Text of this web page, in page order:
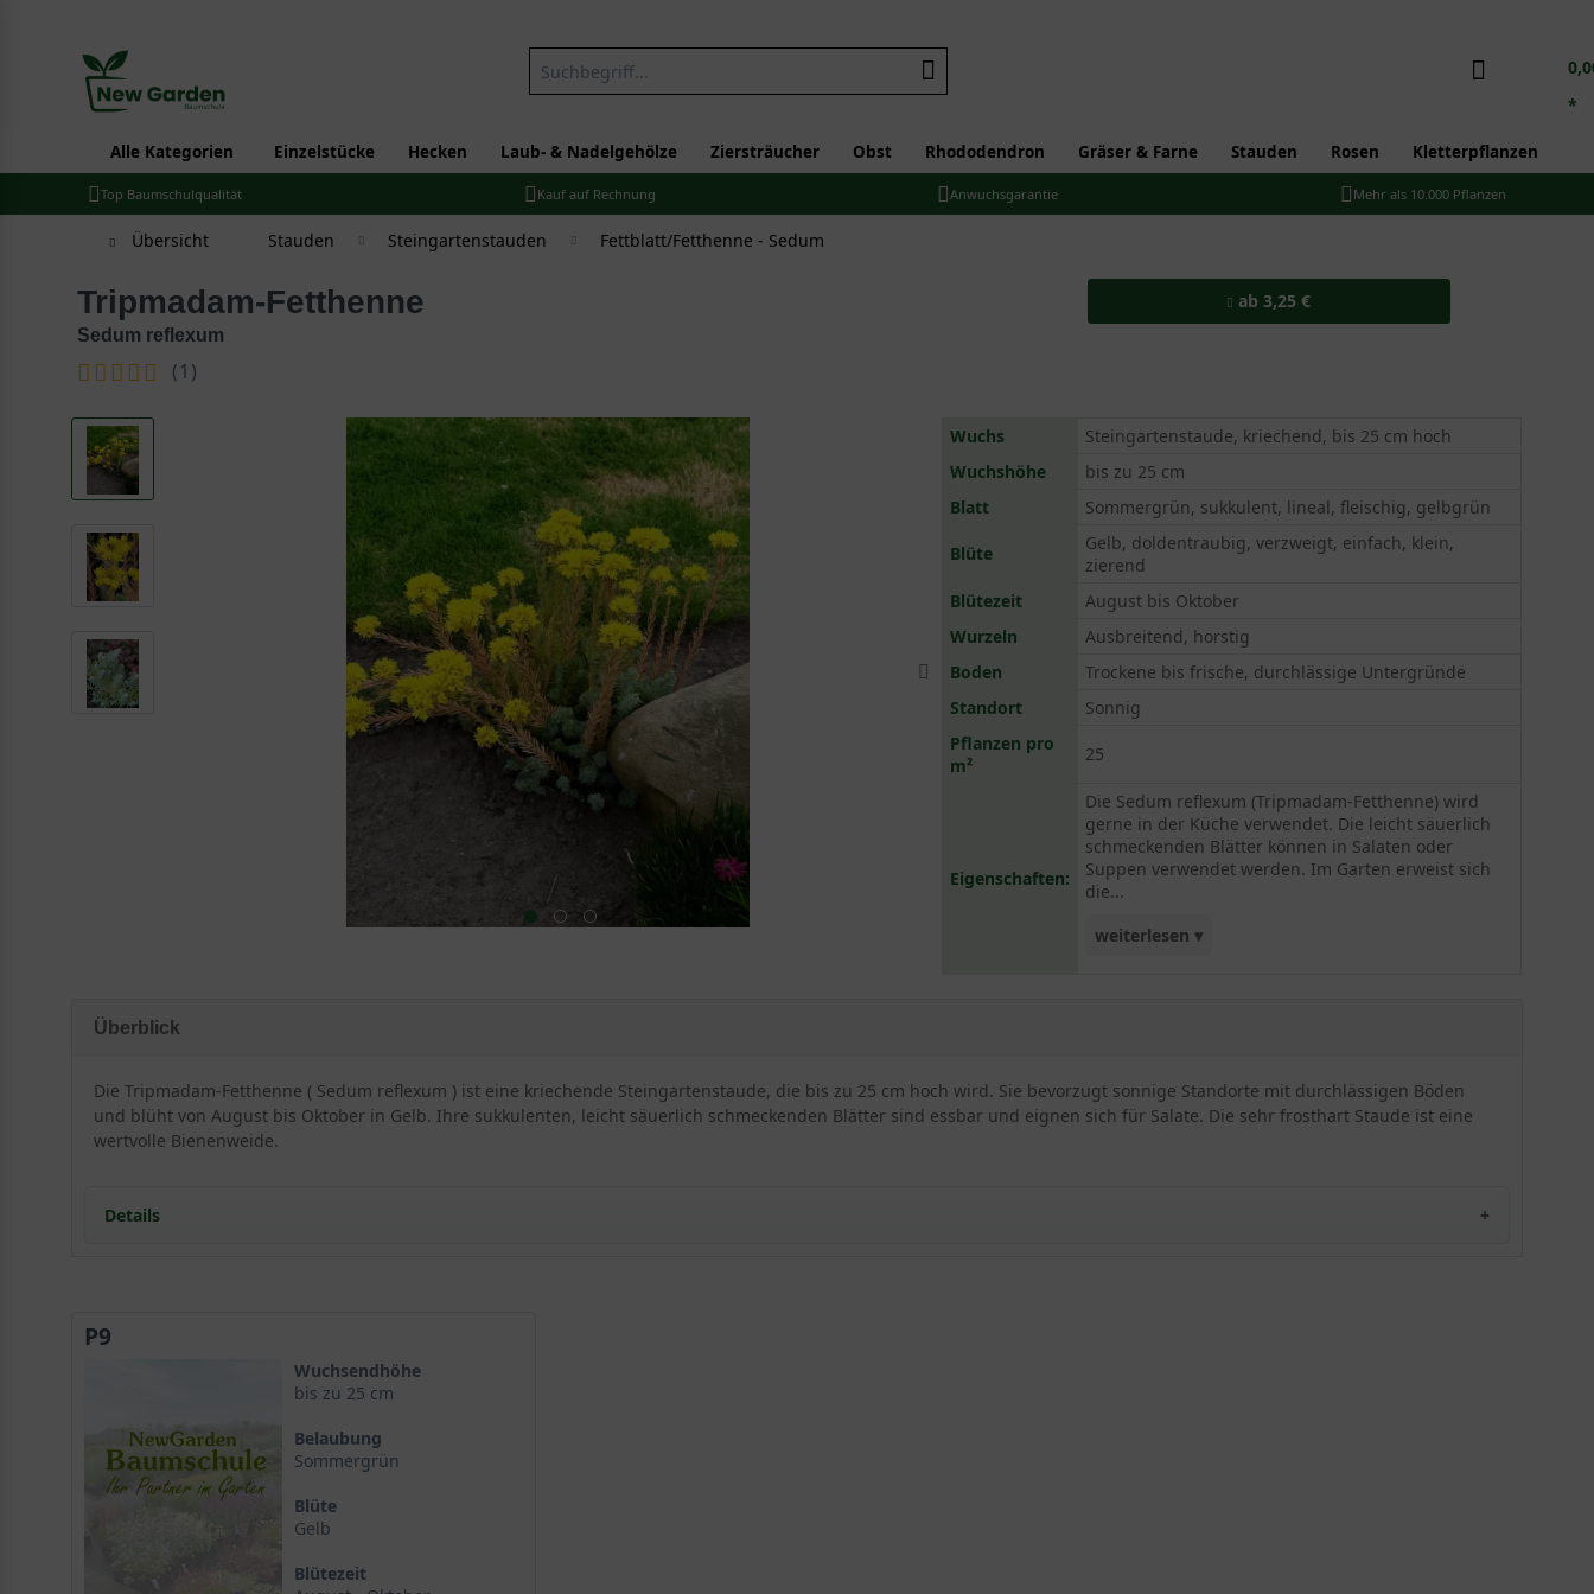
*
Alle Kategorien Einzelstücke Hecken Laub- & Nadelgehölze Ziersträucher Obst Rhododendron Gräser & Farne Stauden Rosen Kletterpflanzen
Top Baumschulqualität Kauf auf Rechnung Anwuchsgarantie Mehr als 10.000 Pflanzen
Übersicht Stauden Steingartenstauden Fettblatt/Fetthenne - Sedum
Tripmadam-Fetthenne
Sedum reflexum
(1 )
ab 3,25 €
Wuchs
Steingartenstaude, kriechend, bis 25 cm hoch
Wuchshöhe
bis zu 25 cm
Blatt
Sommergrün, sukkulent, lineal, fleischig, gelbgrün
Blüte
Gelb, doldentraubig, verzweigt, einfach, klein,
zierend
Blütezeit
August bis Oktober
Wurzeln
Ausbreitend, horstig
Boden
Trockene bis frische, durchlässige Untergründe
Standort
Sonnig
Pflanzen pro
m²
25
Eigenschaften:
Die Sedum reflexum (Tripmadam-Fetthenne) wird
gerne in der Küche verwendet. Die leicht säuerlich
schmeckenden Blätter können in Salaten oder
Suppen verwendet werden. Im Garten erweist sich
die...
weiterlesen ▾
Auch als Dachbepflanzung eignet sich die
Fetthenne. Bei Schmetterlingen und Wildbienen
ist die Steingartenstaude sehr beliebt. Mit einem
Überblick
Die Tripmadam-Fetthenne ( Sedum reflexum ) ist eine kriechende Steingartenstaude, die bis zu 25 cm hoch wird. Sie bevorzugt sonnige Standorte mit durchlässigen Böden
und blüht von August bis Oktober in Gelb. Ihre sukkulenten, leicht säuerlich schmeckenden Blätter sind essbar und eignen sich für Salate. Die sehr frosthart Staude ist eine
wertvolle Bienenweide.
Details
Wuchshöhe und Ausbreitung
Standort und Boden – die Grundlage für gesundes Wachstum
Der ideale Standort für Sedum reflexum
Blüte und Blattwerk von Sedum reflexum
Die gelben Blüten der Fetthenne
Das sukkulente Laub der Tripmadam
Verwendung im Garten – viel mehr als nur ein Bodendecker
Steingarten, Trockenmauern und extensive Dachbegrünung
P9
Wuchsendhöhe
bis zu 25 cm
Belaubung
Sommergrün
Blüte
Gelb
Blütezeit